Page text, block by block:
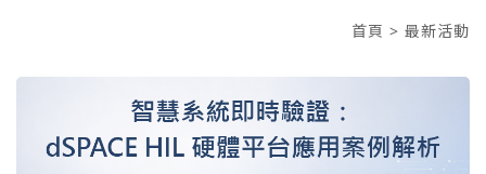
首頁 > 最新活動